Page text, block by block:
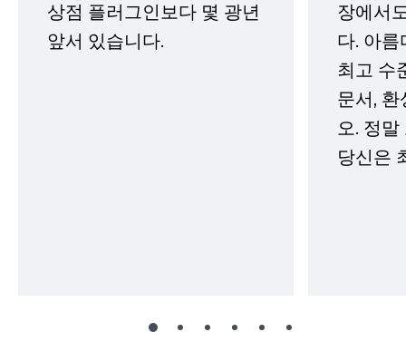
상점 플러그인보다 몇 광년
앞서 있습니다.
장에서
다. 아름
최고 수
문서,
오. 정
당신은